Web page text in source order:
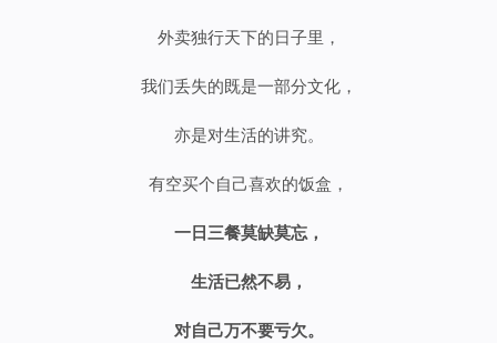
外卖独行天下的日子里，
我们丢失的既是一部分文化，
亦是对生活的讲究。
有空买个自己喜欢的饭盒，
一日三餐莫缺莫忘，
生活已然不易，
对自己万不要亏欠。